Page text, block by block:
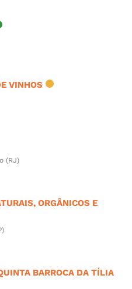
VINHOS
(RJ)
ORGÂNICOS E
BARROCA DA TÍLIA